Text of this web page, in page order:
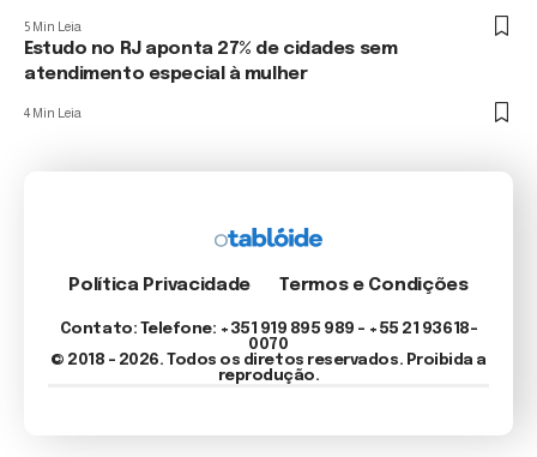
5 Min Leia
Estudo no RJ aponta 27% de cidades sem
atendimento especial à mulher
4 Min Leia
Política Privacidade Termos e Condições
Contato: Telefone: +351 919 895 989 – +55 21 93618-
0070
© 2018 - 2026. Todos os diretos reservados. Proibida a
reprodução.